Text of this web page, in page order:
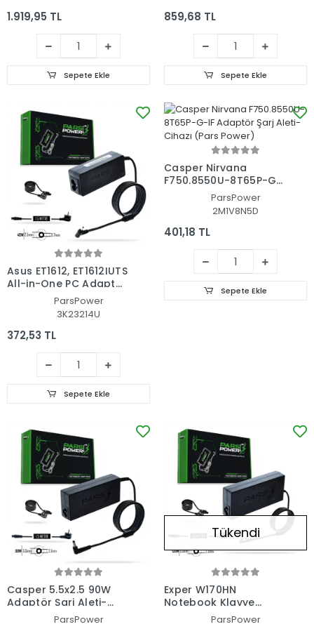
1.919,95 TL
Sepete Ekle
859,68 TL
Sepete Ekle
Asus ET1612, ET1612IUTS
All-in-One PC Adaptör
Şarj Aleti-Cihazı (Pars
ParsPower
3K23214U
372,53 TL
Sepete Ekle
Casper Nirvana
F750.8550U-8T65P-G-
IF Adaptör Şarj Aleti-
Cihazı (Pars Power)
ParsPower
2M1V8N5D
401,18 TL
Sepete Ekle
Casper 5.5x2.5 90W
Adaptör Şarj Aleti-
Cihazı (Pars Power)
ParsPower
Tükendi
Exper W170HN
Notebook Klavye
(Beyaz TR)ParsPower